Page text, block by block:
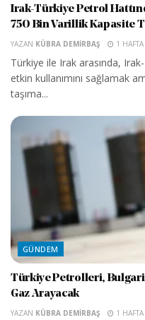
Irak-Türkiye Petrol
750 Bin Varillik Kapasite
YAZAN KÜBRA DEMIRBAŞ 1
Türkiye ile Irak arasında,
etkin kullanımını sağlamak
taşıma...
GÜNDEM
Türkiye Petrolleri,
Gaz Arayacak
YAZAN KÜBRA DEMIRBAŞ 1